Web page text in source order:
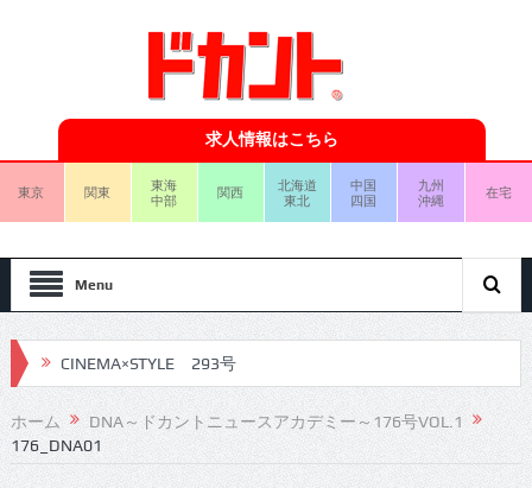
求人情報はこちら
東京 関東
東海
中部
関西
北海道
東北
中国
四国
九州
沖縄
在宅
Menu
CINEMA×STYLE 293号
CINEMA×STYLE 292号
CINEMA×STYLE 291号
ホーム
DNA～ドカントニュースアカデミー～176号VOL.1
176_DNA01